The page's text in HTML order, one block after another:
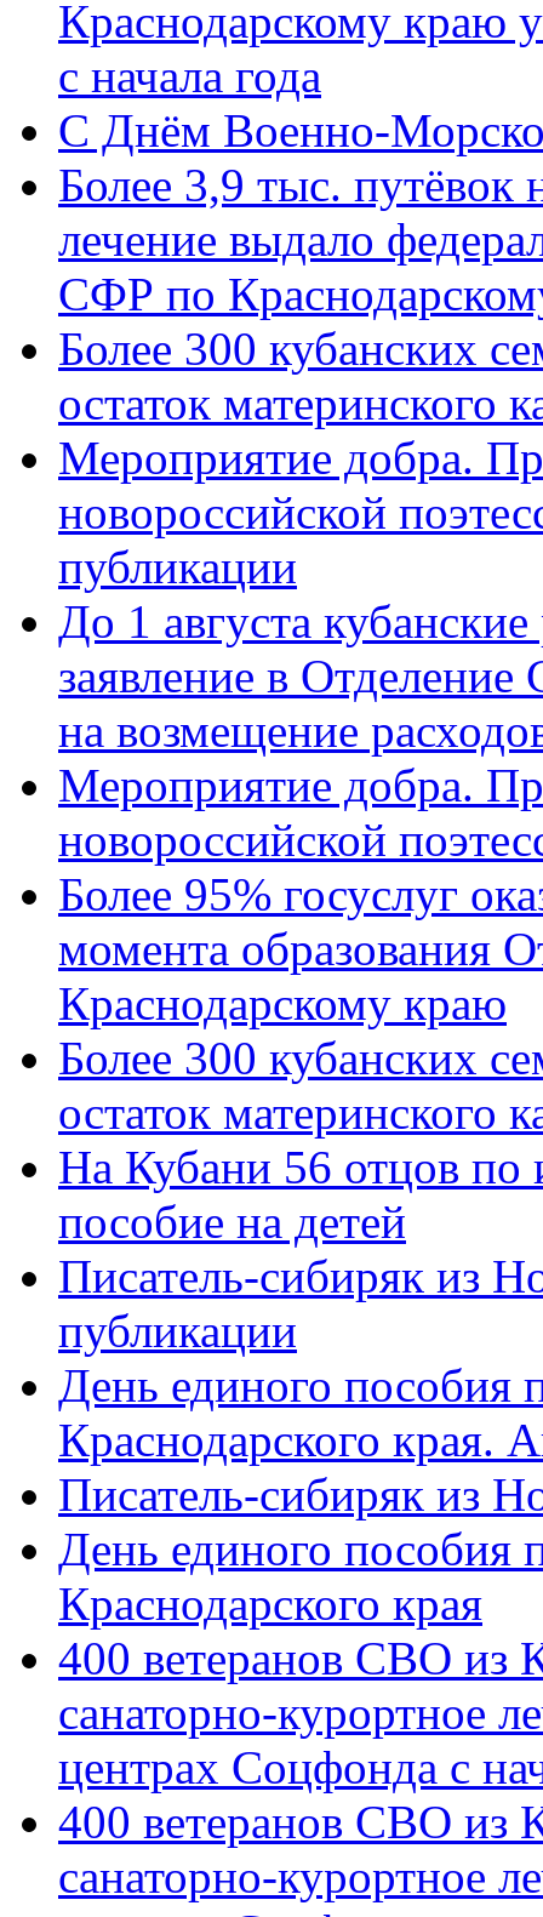
Краснодарскому краю
с начала года
C Днём Военно-
Более 3,9 тыс. путёвок
лечение выдало
СФР по
Более 300 кубанских
остаток материнского
Мероприятие добра.
новороссийской
публикации
До 1 августа
заявление в
на возмещение
Мероприятие добра.
новороссийской
Более 95% госуслуг
момента образования
Краснодарскому краю
Более 300 кубанских
остаток материнского
На Кубани 56 отцов по
пособие на детей
Писатель-сибиряк из
публикации
День единого пособия
Краснодарского края.
Писатель-сибиряк из
День единого пособия
Краснодарского края
400 ветеранов СВО из
санаторно-курортное
центрах Соцфонда с
400 ветеранов СВО из
санаторно-курортное